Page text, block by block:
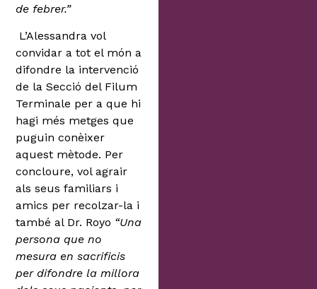
de febrer.”
L’Alessandra vol
convidar a tot el món a
difondre la intervenció
de la Secció del Filum
Terminale per a que hi
hagi més metges que
puguin conèixer
aquest mètode. Per
concloure, vol agrair
als seus familiars i
amics per recolzar-la i
també al Dr. Royo “Una
persona que no
mesura en sacrificis
per difondre la millora